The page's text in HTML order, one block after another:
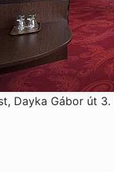
Dayka Gábor út 3.